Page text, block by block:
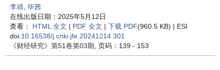
李靖 毕茜
在线出版日期：2025年5月12日
查看： HTML 全文 | PDF 全文 | 下载 PDF(960.5 KB) | ESI
doi:10.16538/j.cnki.jfe.20241214.301
《财经研究》 第51卷第03期 , 页码：139 - 153